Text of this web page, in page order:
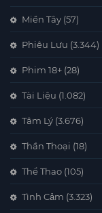
Miền Tây (57)
Phiêu Lưu (3.344)
Phim 18+ (28)
Tài Liệu (1.082)
Tâm Lý (3.676)
Thần Thoại (18)
Thể Thao (105)
Tình Cảm (3.323)